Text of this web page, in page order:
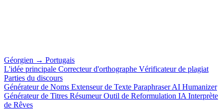
Géorgien → Portugais
L'idée principale Correcteur d'orthographe Vérificateur de plagiat
Parties du discours
Générateur de Noms Extenseur de Texte ParaphraserAI Humanizer
Générateur de Titres RésumeurOutil de Reformulation IA Interprète
de Rêves